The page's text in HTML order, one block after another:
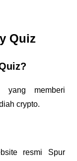
Quiz
yang memberi
crypto.
resmi Spur